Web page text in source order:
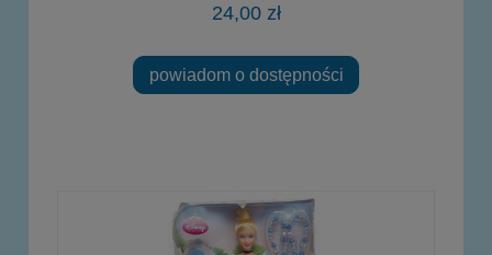
24,00 zł
powiadom o dostępności